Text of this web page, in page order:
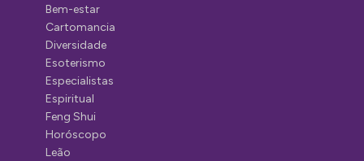
Bem-estar
Cartomancia
Diversidade
Esoterismo
Especialistas
Espiritual
Feng Shui
Horóscopo
Leão